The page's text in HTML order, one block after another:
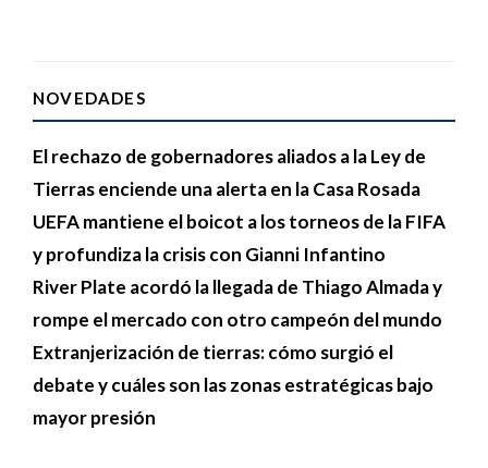
NOVEDADES
El rechazo de gobernadores aliados a la Ley de
Tierras enciende una alerta en la Casa Rosada
UEFA mantiene el boicot a los torneos de la FIFA
y profundiza la crisis con Gianni Infantino
River Plate acordó la llegada de Thiago Almada y
rompe el mercado con otro campeón del mundo
Extranjerización de tierras: cómo surgió el
debate y cuáles son las zonas estratégicas bajo
mayor presión